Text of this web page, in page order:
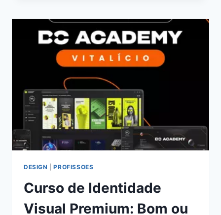
POWER
BI:
BOM
OU
RUIM?
DO
CURSO
DO
EXPERT
CURSOS,
FUNCIONA
MESMO?
É
DESIGN |PROFISSOES
Curso de Identidade
Visual Premium: Bom ou